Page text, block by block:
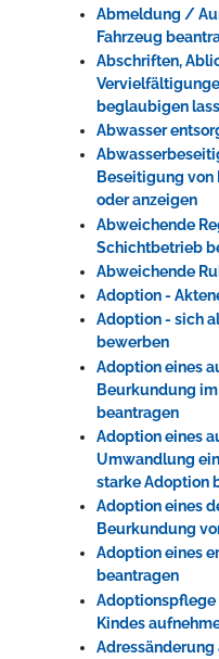
Erleben in Hockenheim
Spaß unter prickelnden
Wellenbecken oder doch
Sprudelliege im Solebecken?
Abmeldung /
Fahrzeug
Abschriften,
beglaubigen
Abwasser
Beseitigung von
oder anzeigen
Abweichende
Schichtbetrieb
Abweichende
Adoption -
Adoption - sich
bewerben
Adoption eines
Beurkundung
beantragen
Adoption eines
Umwandlung
starke Adoption
Adoption eines
Beurkundung
Adoption eines
beantragen
Kindes